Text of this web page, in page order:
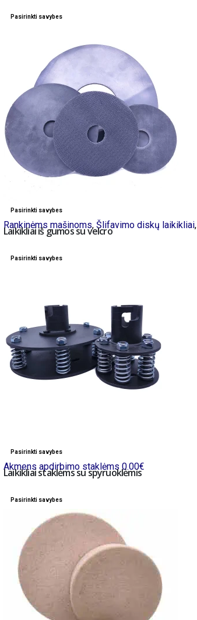
Pasirinkti savybes
Pasirinkti savybes
Rankinėms mašinoms, Šlifavimo diskų laikikliai,
Laikikliai iš gumos su velcro
Pasirinkti savybes
Pasirinkti savybes
Akmens apdirbimo staklėms 0.00€
Laikikliai staklėms su spyruoklėmis
Pasirinkti savybes